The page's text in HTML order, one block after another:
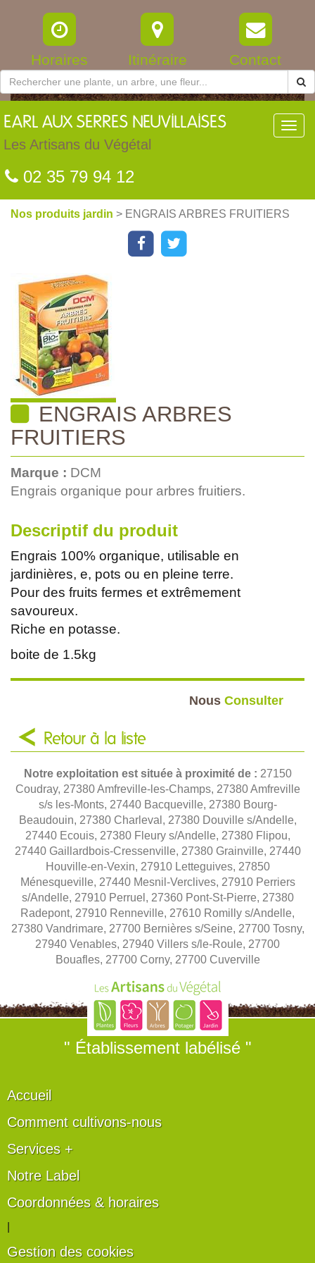
Horaires Itinéraire Contact
EARL AUX SERRES NEUVILLAISES
Les Artisans du Végétal
02 35 79 94 12
Nos produits jardin > ENGRAIS ARBRES FRUITIERS
ENGRAIS ARBRES
FRUITIERS
Marque : DCM
Engrais organique pour arbres fruitiers.
Descriptif du produit
Engrais 100% organique, utilisable en
jardinières, e, pots ou en pleine terre.
Pour des fruits fermes et extrêmement
savoureux.
Riche en potasse.
boite de 1.5kg
Nous Consulter
Retour à la liste
Notre exploitation est située à proximité de : 27150
Coudray, 27380 Amfreville-les-Champs, 27380 Amfreville
s/s les-Monts, 27440 Bacqueville, 27380 Bourg-
Beaudouin, 27380 Charleval, 27380 Douville s/Andelle,
27440 Ecouis, 27380 Fleury s/Andelle, 27380 Flipou,
27440 Gaillardbois-Cressenville, 27380 Grainville, 27440
Houville-en-Vexin, 27910 Letteguives, 27850
Ménesqueville, 27440 Mesnil-Verclives, 27910 Perriers
s/Andelle, 27910 Perruel, 27360 Pont-St-Pierre, 27380
Radepont, 27910 Renneville, 27610 Romilly s/Andelle,
27380 Vandrimare, 27700 Bernières s/Seine, 27700 Tosny,
27940 Venables, 27940 Villers s/le-Roule, 27700
Bouafles, 27700 Corny, 27700 Cuverville
" Établissement labélisé "
Accueil
Comment cultivons-nous
Services +
Notre Label
Coordonnées & horaires
Gestion des cookies